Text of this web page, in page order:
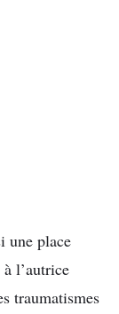
une place
l’autrice
traumatismes